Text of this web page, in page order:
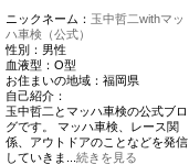
ニックネーム： 玉中哲二withマッ
ハ車検（公式）
性別： 男性
血液型： O型
お住まいの地域： 福岡県
自己紹介：
玉中哲二とマッハ車検の公式ブロ
グです。 マッハ車検、レース関
係、アウトドアのことなどを発信
していきま... 続きを見る